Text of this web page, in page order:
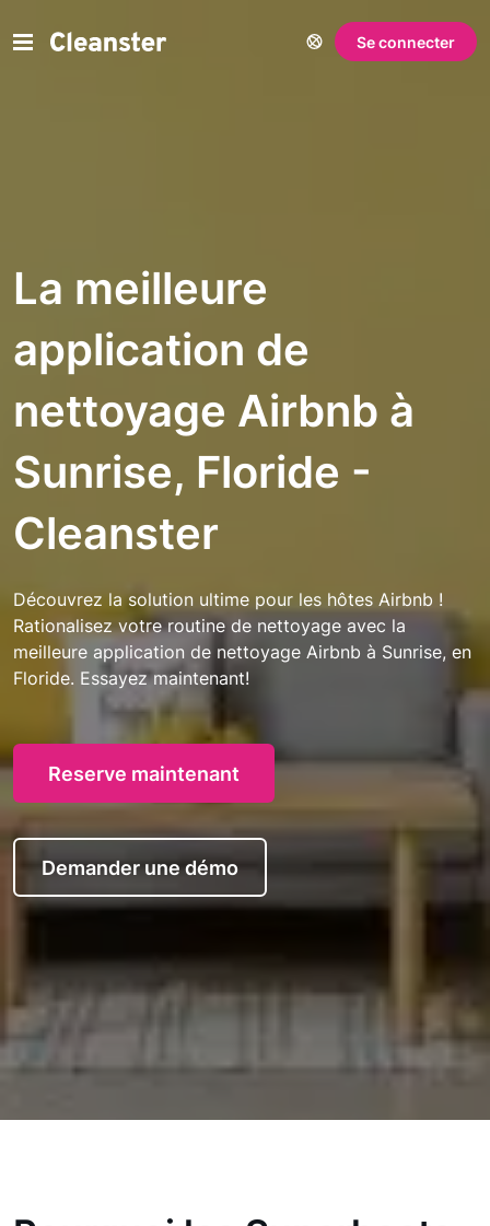
Se connecter
La meilleure
application de
nettoyage Airbnb à
Sunrise, Floride -
Cleanster
Découvrez la solution ultime pour les hôtes Airbnb !
Rationalisez votre routine de nettoyage avec la
meilleure application de nettoyage Airbnb à Sunrise, en
Floride. Essayez maintenant!
Reserve maintenant
Demander une démo